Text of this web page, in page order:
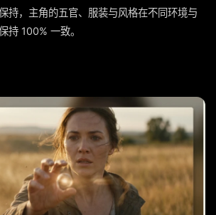
持，主角的五官、服装与风格在不同环境与
持 100% 一致。